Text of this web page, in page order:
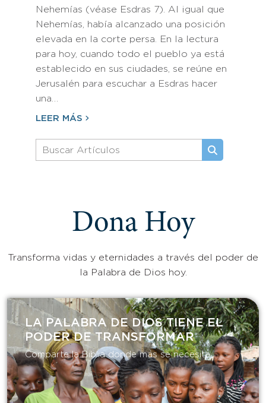
Nehemías (véase Esdras 7). Al igual que
Nehemías, había alcanzado una posición
elevada en la corte persa. En la lectura
para hoy, cuando todo el pueblo ya está
establecido en sus ciudades, se reúne en
Jerusalén para escuchar a Esdras hacer
una…
LEER MÁS
Dona Hoy
Transforma vidas y eternidades a través del poder de
la Palabra de Dios hoy.
LA PALABRA DE DIOS TIENE EL
PODER DE TRANSFORMAR​
Comparte la Biblia donde más se necesita.